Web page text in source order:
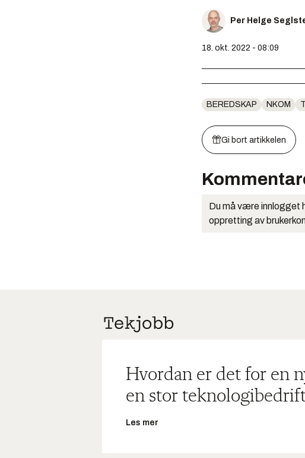
Per Helge
18. okt. 2022 - 08:09
BEREDSKAP NKOM
Gi bort artikkelen
Du må være innlogget
oppretting av
Hvordan er det for en
en stor
Les mer